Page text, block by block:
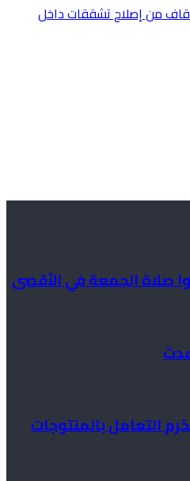
من إصلاح تشققات داخل
التعامل بالمنتوجات